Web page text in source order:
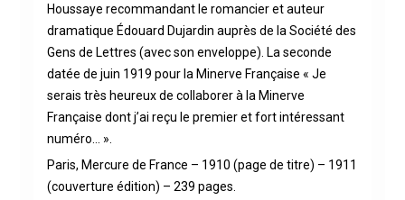
Houssaye recommandant le romancier et auteur
dramatique Édouard Dujardin auprès de la Société des
Gens de Lettres (avec son enveloppe). La seconde
datée de juin 1919 pour la Minerve Française « Je
serais très heureux de collaborer à la Minerve
Française dont j’ai reçu le premier et fort intéressant
numéro… ».
Paris, Mercure de France – 1910 (page de titre) – 1911
(couverture édition) – 239 pages.